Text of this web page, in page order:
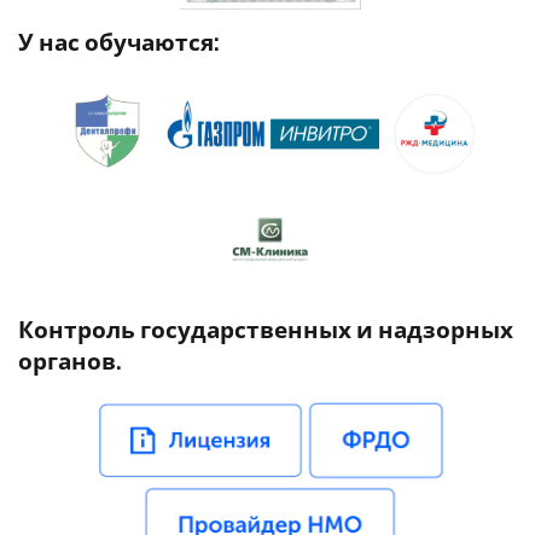
У нас обучаются:
Контроль государственных и надзорных
органов.